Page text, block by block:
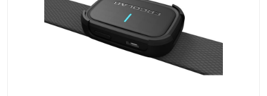
情绪与生理记录 人机交互实验室
神经营销与消费行为实验 车俩与驾驶模拟
人因测评专家系统